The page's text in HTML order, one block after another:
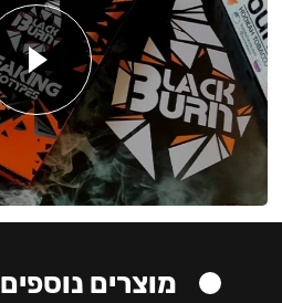
מוצרים נוספים